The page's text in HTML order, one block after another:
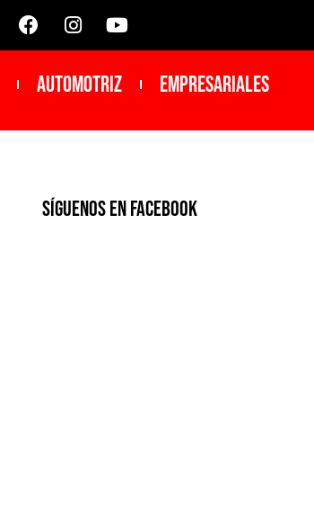
Automotriz Empresariales
SíGUENOS EN FACEBOOK